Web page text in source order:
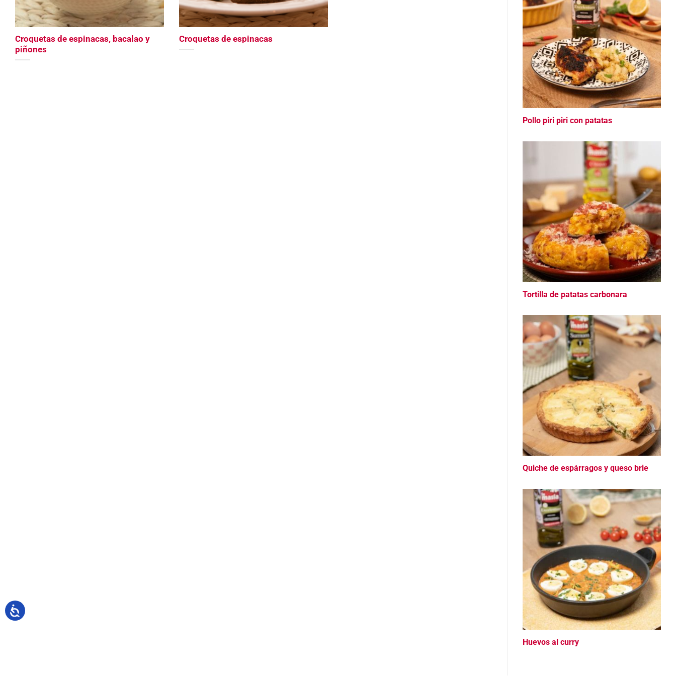
Croquetas de espinacas, bacalao y
piñones
Croquetas de espinacas
Pollo piri piri con patatas
Tortilla de patatas carbonara
Quiche de espárragos y queso brie
Huevos al curry